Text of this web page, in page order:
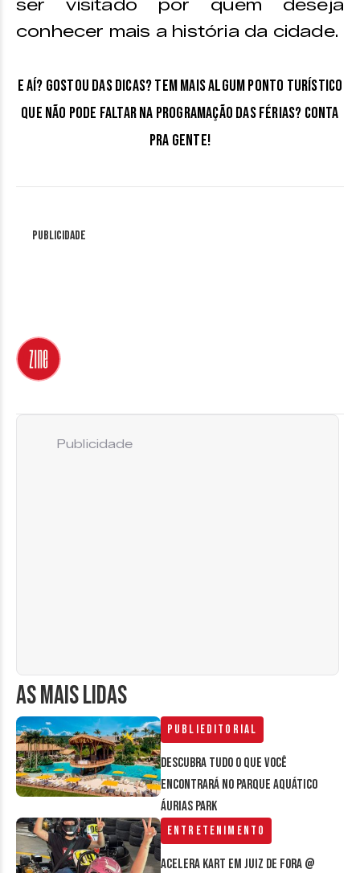
ser visitado por quem deseja
conhecer mais a história da cidade.
E aí? Gostou das dicas? Tem mais algum ponto turístico
que não pode faltar na programação das férias? Conta
pra gente!
Publicidade
AS MAIS LIDAS
Publieditorial
Descubra tudo o que você
encontrará no parque aquático
Áurias Park
Entretenimento
Acelera Kart em Juiz de Fora @
Publicidade